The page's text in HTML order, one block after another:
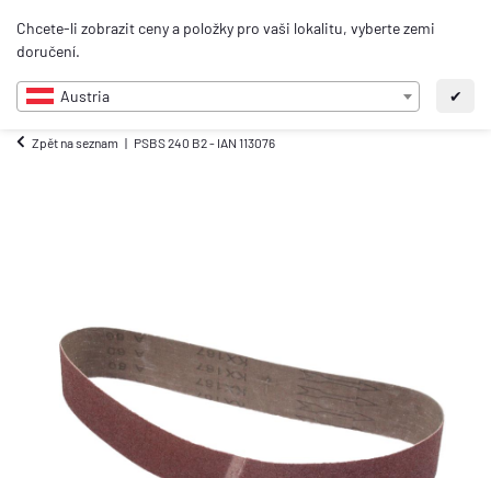
Chcete-li zobrazit ceny a položky pro vaši lokalitu, vyberte zemi
doručení.
Austria ✔
CS
Zpět na seznam PSBS 240 B2 - IAN 113076